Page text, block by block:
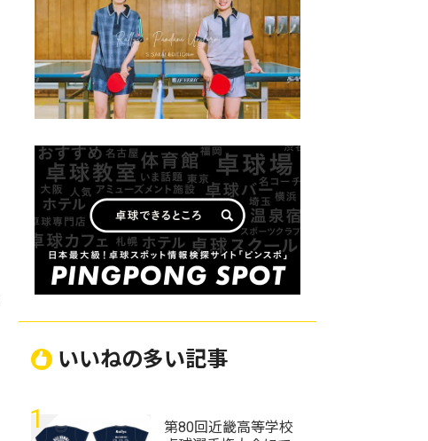
いいねの多い記事
1
第80回近畿高等学校